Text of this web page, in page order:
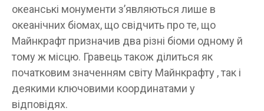
океанські монументи з’являються лише в
океанічних біомах, що свідчить про те, що
Майнкрафт призначив два різні біоми одному й
тому ж місцю. Гравець також ділиться як
початковим значенням світу Майнкрафту , так і
деякими ключовими координатами у
відповідях.